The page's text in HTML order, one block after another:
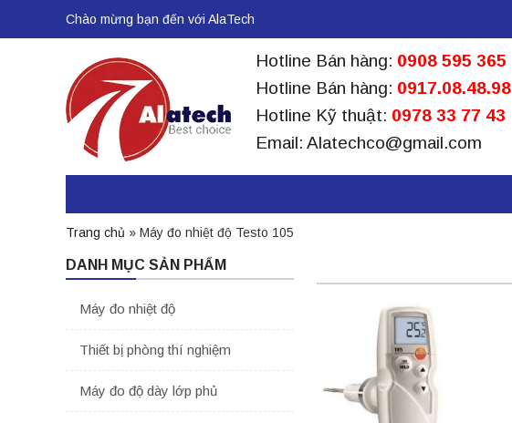
Chào mừng bạn đến với AlaTech
Hotline Bán hàng: 0908 595 365
Hotline Bán hàng: 0917.08.48.98
Hotline Kỹ thuật: 0978 33 77 43
Email: Alatechco@gmail.com
Trang chủ » Máy đo nhiệt độ Testo 105
DANH MỤC SẢN PHẨM
Máy đo nhiệt độ
Thiết bị phòng thí nghiệm
Máy đo độ dày lớp phủ